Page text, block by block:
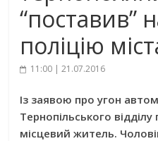
“поставив”
поліцію
11:00 | 21.07.2016
Із заявою про угон
Тернопільського відділу
місцевий житель.